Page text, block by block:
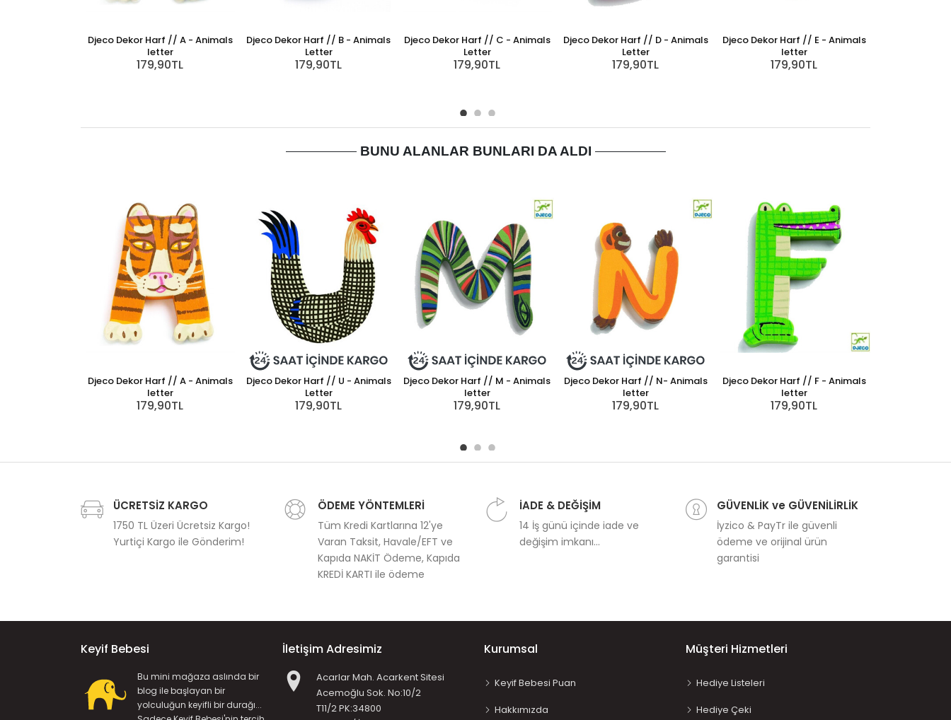
Djeco Dekor Harf // A - Animals
letter
179,90TL
Djeco Dekor Harf // B - Animals
Letter
179,90TL
Djeco Dekor Harf // C - Animals
Letter
179,90TL
Djeco Dekor Harf // D - Animals
Letter
179,90TL
Djeco Dekor Harf // E - Animals
letter
179,90TL
BUNU ALANLAR BUNLARI DA ALDI
Djeco Dekor Harf // A - Animals
letter
179,90TL
Djeco Dekor Harf // U - Animals
Letter
179,90TL
Djeco Dekor Harf // M - Animals
letter
179,90TL
Djeco Dekor Harf // N- Animals
letter
179,90TL
Djeco Dekor Harf // F - Animals
letter
179,90TL
ÜCRETSİZ KARGO
1750 TL Üzeri Ücretsiz Kargo!
Yurtiçi Kargo ile Gönderim!
ÖDEME YÖNTEMLERİ
Tüm Kredi Kartlarına 12'ye
Varan Taksit, Havale/EFT ve
Kapıda NAKİT Ödeme, Kapıda
KREDİ KARTI ile ödeme
İADE & DEĞİŞİM
14 İş günü içinde iade ve
değişim imkanı...
GÜVENLİK ve GÜVENİLİRLİK
İyzico & PayTr ile güvenli
ödeme ve orijinal ürün
garantisi
Keyif Bebesi
Bu mini mağaza aslında bir
blog ile başlayan bir
yolculuğun keyifli bir durağı...
İletişim Adresimiz
Acarlar Mah. Acarkent Sitesi
Acemoğlu Sok. No:10/2
T11/2 PK:34800
Kurumsal
Keyif Bebesi Puan
Hakkımızda
Müşteri Hizmetleri
Hediye Listeleri
Hediye Çeki